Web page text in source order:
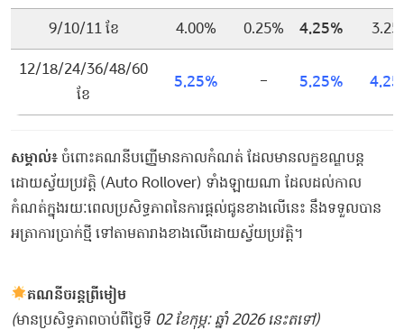
9/10/11 ខែ 4.00% 0.25% 4.25%
12/18/24/36/48/60
ខែ
5.25% – 5.25% 4.25
សម្គាល់៖ ចំពោះគណនីបញ្ញើមានកាលកំណត់ ដែលមានលក្ខខណ្ឌបន្ត
ដោយស្វ័យប្រវត្តិ (Auto Rollover) ទាំងឡាយណា ដែលដល់កាល
កំណត់ក្នុងរយៈពេលប្រសិទ្ធភាពនៃការផ្តល់ជូនខាងលើនេះ នឹងទទួលបាន
អត្រាការប្រាក់ថ្មី ទៅតាមតារាងខាងលើដោយស្វ័យប្រវត្តិ។
គណនីចរន្តព្រីមៀម
(មានប្រសិទ្ធភាពចាប់ពីថ្ងៃទី 02 ខែកុម្ភៈ ឆ្នាំ 2026 នេះតទៅ)